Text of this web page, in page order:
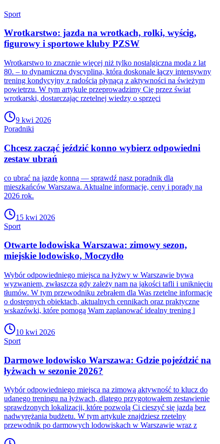
Sport
Wrotkarstwo: jazda na wrotkach, rolki, wyścig,
figurowy i sportowe kluby PZSW
Wrotkarstwo to znacznie więcej niż tylko nostalgiczna moda z lat
80. – to dynamiczna dyscyplina, która doskonale łączy intensywny
trening kondycyjny z radością płynącą z aktywności na świeżym
powietrzu. W tym artykule przeprowadzimy Cię przez świat
wrotkarski, dostarczając rzetelnej wiedzy o sprzęci
9 kwi 2026
Poradniki
Chcesz zacząć jeździć konno wybierz odpowiedni
zestaw ubrań
co ubrać na jazdę konną — sprawdź nasz poradnik dla
mieszkańców Warszawa. Aktualne informacje, ceny i porady na
2026 rok.
15 kwi 2026
Sport
Otwarte lodowiska Warszawa: zimowy sezon,
miejskie lodowisko, Moczydło
Wybór odpowiedniego miejsca na łyżwy w Warszawie bywa
wyzwaniem, zwłaszcza gdy zależy nam na jakości tafli i uniknięciu
tłumów. W tym przewodniku zebrałem dla Was rzetelne informacje
o dostępnych obiektach, aktualnych cennikach oraz praktyczne
wskazówki, które pomogą Wam zaplanować idealny trening l
10 kwi 2026
Sport
Darmowe lodowisko Warszawa: Gdzie pojeździć na
łyżwach w sezonie 2026?
Wybór odpowiedniego miejsca na zimową aktywność to klucz do
udanego treningu na łyżwach, dlatego przygotowałem zestawienie
sprawdzonych lokalizacji, które pozwolą Ci cieszyć się jazdą bez
nadwyrężania budżetu. W tym artykule znajdziesz rzetelny
przewodnik po darmowych lodowiskach w Warszawie wraz z